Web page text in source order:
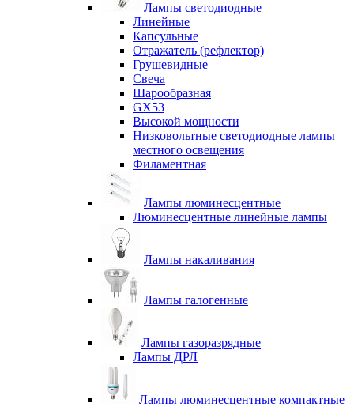
Лампы светодиодные
Линейные
Капсульные
Отражатель (рефлектор)
Грушевидные
Свеча
Шарообразная
GX53
Высокой мощности
Низковольтные светодиодные лампы
местного освещения
Филаментная
Лампы люминесцентные
Люминесцентные линейные лампы
Лампы накаливания
Лампы галогенные
Лампы газоразрядные
Лампы ДРЛ
Лампы люминесцентные компактные